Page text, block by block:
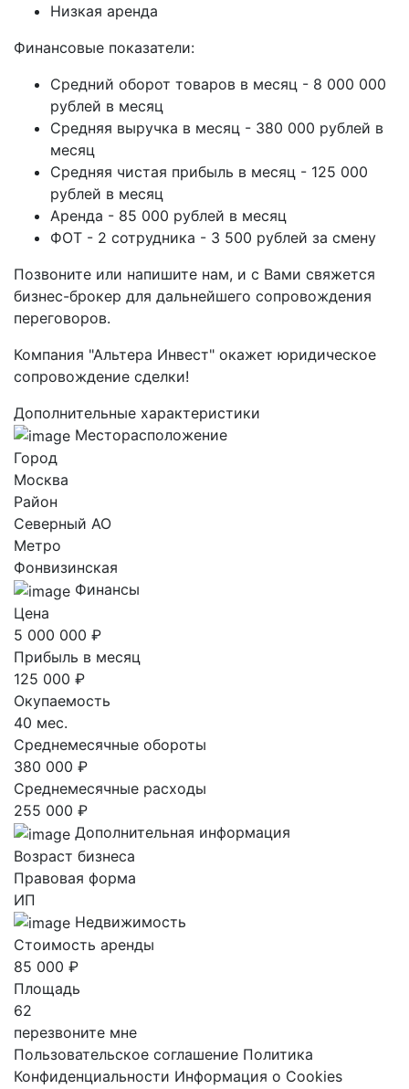
Низкая аренда
Финансовые показатели:
Средний оборот товаров в месяц - 8 000 000
рублей в месяц
Средняя выручка в месяц - 380 000 рублей в
месяц
Средняя чистая прибыль в месяц - 125 000
рублей в месяц
Аренда - 85 000 рублей в месяц
ФОТ - 2 сотрудника - 3 500 рублей за смену
Позвоните или напишите нам, и с Вами свяжется
бизнес-брокер для дальнейшего сопровождения
переговоров.
Компания "Альтера Инвест" окажет юридическое
сопровождение сделки!
Дополнительные характеристики
Месторасположение
Город
Москва
Район
Северный AO
Метро
Фонвизинская
Финансы
Цена
5 000 000 ₽
Прибыль в месяц
125 000 ₽
Окупаемость
40 мес.
Среднемесячные обороты
380 000 ₽
Среднемесячные расходы
255 000 ₽
Дополнительная информация
Возраст бизнеса
Правовая форма
ИП
Недвижимость
Стоимость аренды
85 000 ₽
Площадь
62
перезвоните мне
Пользовательское соглашение Политика
Конфиденциальности Информация о Cookies